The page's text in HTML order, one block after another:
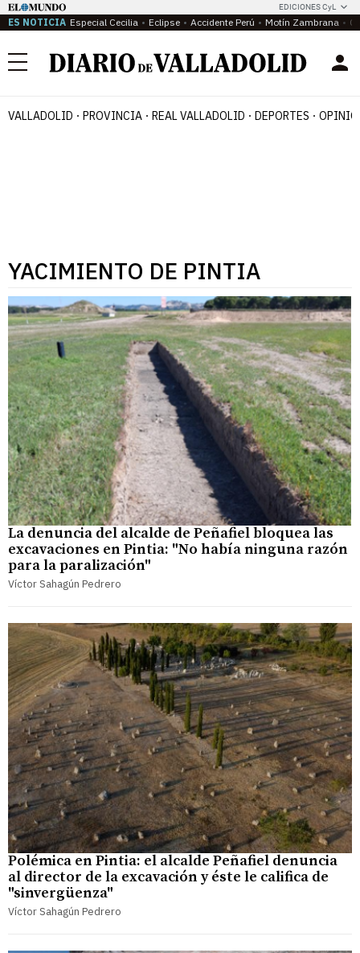
EDICIONES CyL
ES NOTICIA Especial Cecilia Eclipse Accidente Perú Motín Zambrana
Menú
VALLADOLID PROVINCIA REAL VALLADOLID DEPORTES
YACIMIENTO DE PINTIA
La denuncia del alcalde de Peñafiel bloquea las
excavaciones en Pintia: "No había ninguna razón
para la paralización"
Víctor Sahagún Pedrero
Polémica en Pintia: el alcalde Peñafiel denuncia
al director de la excavación y éste le califica de
"sinvergüenza"
Víctor Sahagún Pedrero